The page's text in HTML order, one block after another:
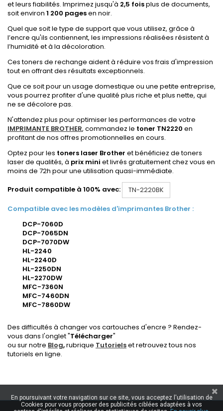
et leurs fiabilités. Imprimez jusqu'à 2,5 foisplus de documents,
soit environ 1 200 pagesen noir.
Quel que soit le type de support que vous utilisez, grâce à
l’encre qu'ils contiennent, les impressions réalisées résistent à
l’humidité et à la décoloration.
Ces toners de rechange aident à réduire vos frais d'impression
tout en offrant des résultats exceptionnels.
Que ce soit pour un usage domestique ou une petite entreprise,
vous pourrez profiter d'une qualité plus riche et plus nette, qui
ne se décolore pas.
N'attendez plus pour optimiser les performances de votre
IMPRIMANTE BROTHER, commandez le toner TN2220 en
profitant de nos offres promotionnelles en cours.
Optez pour les toners laser Brother et bénéficiez de toners
laser de qualités, à prix mini et livrés gratuitement chez vous en
moins de 72h pour une utilisation quasi-immédiate.
Produit compatible à 100% avec:
TN-2220BK
Compatible avec les modèles d'imprimantes Brother :
DCP-7060D
DCP-7065DN
DCP-7070DW
HL-2240
HL-2240D
HL-2250DN
HL-2270DW
MFC-7360N
MFC-7460DN
MFC-7860DW
Des difficultés à changer vos cartouches d'encre ? Rendez-
vous dans l'onglet "Télécharger"
ou sur notre Blog,rubrique Tutorielset retrouvez tous nos
tutoriels en ligne.
En poursuivant votre navigation sur ce site, vous acceptez l'utilisation de
Cookies pour vous proposer des publicités ciblées adaptées à vos